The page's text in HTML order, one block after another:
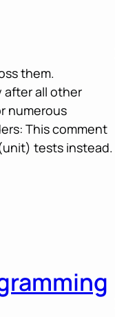
them.
after all other
numerous
This comment
tests instead.